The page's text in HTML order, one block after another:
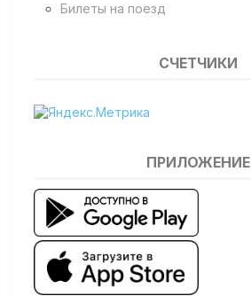
Билеты на поезд
СЧЕТЧИКИ
ПРИЛОЖЕНИЕ